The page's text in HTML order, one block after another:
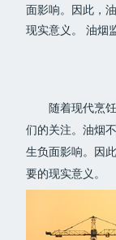
面影响。因此，
现实意义。 油烟
随着现代烹
们的关注。油烟
生负面影响。因
要的现实意义。